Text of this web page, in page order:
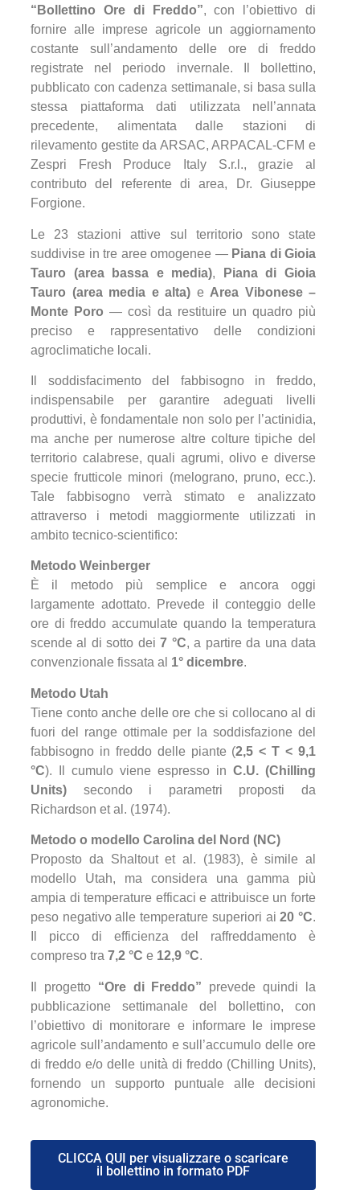
“Bollettino Ore di Freddo”, con l’obiettivo di
fornire alle imprese agricole un aggiornamento
costante sull’andamento delle ore di freddo
registrate nel periodo invernale. Il bollettino,
pubblicato con cadenza settimanale, si basa sulla
stessa piattaforma dati utilizzata nell’annata
precedente, alimentata dalle stazioni di
rilevamento gestite da ARSAC, ARPACAL-CFM e
Zespri Fresh Produce Italy S.r.l., grazie al
contributo del referente di area, Dr. Giuseppe
Forgione.
Le 23 stazioni attive sul territorio sono state
suddivise in tre aree omogenee — Piana di Gioia
Tauro (area bassa e media),
Piana di Gioia
Tauro (area media e alta) e Area Vibonese –
Monte Poro — così da restituire un quadro più
preciso e rappresentativo delle condizioni
agroclimatiche locali.
Il soddisfacimento del fabbisogno in freddo,
indispensabile per garantire adeguati livelli
produttivi, è fondamentale non solo per l’actinidia,
ma anche per numerose altre colture tipiche del
territorio calabrese, quali agrumi, olivo e diverse
specie frutticole minori (melograno, pruno, ecc.).
Tale fabbisogno verrà stimato e analizzato
attraverso i metodi maggiormente utilizzati in
ambito tecnico-scientifico:
Metodo Weinberger
È il metodo più semplice e ancora oggi
largamente adottato. Prevede il conteggio delle
ore di freddo accumulate quando la temperatura
scende al di sotto dei7 °C, a partire da una data
convenzionale fissata al 1° dicembre.
Metodo Utah
Tiene conto anche delle ore che si collocano al di
fuori del range ottimale per la soddisfazione del
fabbisogno in freddo delle piante (2,5 < T < 9,1
°C). Il cumulo viene espresso in C.U. (Chilling
Units) secondo i parametri proposti da
Richardson et al. (1974).
Metodo o modello Carolina del Nord (NC)
Proposto da Shaltout et al. (1983), è simile al
modello Utah, ma considera una gamma più
ampia di temperature efficaci e attribuisce un forte
peso negativo alle temperature superiori ai20 °C.
Il picco di efficienza del raffreddamento è
compreso tra 7,2 °C e 12,9 °C.
Il progetto “Ore di Freddo” prevede quindi la
pubblicazione settimanale del bollettino, con
l’obiettivo di monitorare e informare le imprese
agricole sull’andamento e sull’accumulo delle ore
di freddo e/o delle unità di freddo (Chilling Units),
fornendo un supporto puntuale alle decisioni
agronomiche.
CLICCA QUI per visualizzare o scaricare
il bollettino in formato PDF